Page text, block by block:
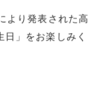
より発表された高
」をお楽しみく